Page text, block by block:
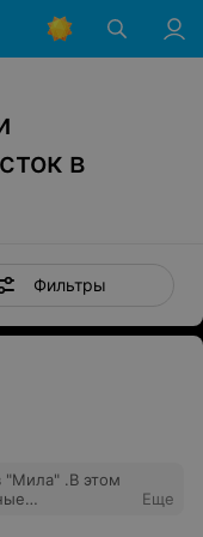
в
Фильтры
"Мила" .В этом
Еще